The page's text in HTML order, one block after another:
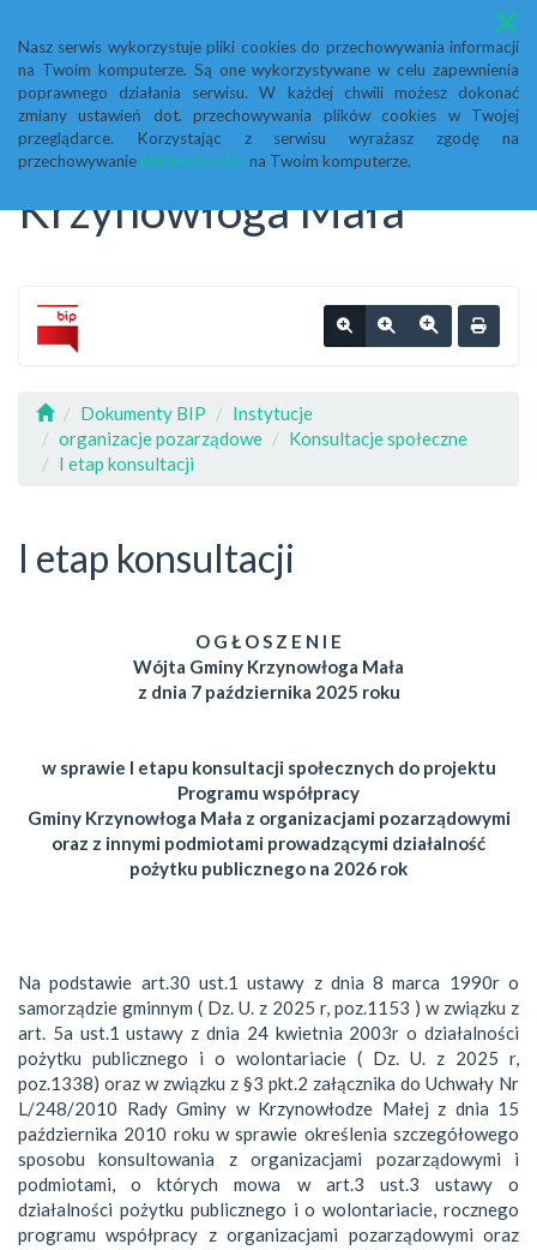
Nasz serwis wykorzystuje pliki cookies do przechowywania informacji
na Twoim komputerze. Są one wykorzystywane w celu zapewnienia
poprawnego działania serwisu. W każdej chwili możesz dokonać
zmiany ustawień dot. przechowywania plików cookies w Twojej
przeglądarce. Korzystając z serwisu wyrażasz zgodę na
przechowywanie plików cookiesna Twoim komputerze.
Menu
Biuletyn Informacji
Publicznej Urząd Gminy
Krzynowłoga Mała
Dokumenty BIP
Instytucje
organizacje pozarządowe
Konsultacje społeczne
I etap konsultacji
I etap konsultacji
O G Ł O S Z E N I E
Wójta Gminy Krzynowłoga Mała
z dnia 7 października 2025 roku
w sprawie I etapu konsultacji społecznych do projektu
Programu współpracy
Gminy Krzynowłoga Mała z organizacjami pozarządowymi
oraz z innymi podmiotami prowadzącymi działalność
pożytku publicznego na 2026 rok
Na podstawie art.30 ust.1 ustawy z dnia 8 marca 1990r o
samorządzie gminnym ( Dz. U. z 2025 r, poz.1153 ) w związku z
art. 5a ust.1 ustawy z dnia 24 kwietnia 2003r o działalności
pożytku publicznego i o wolontariacie ( Dz. U. z 2025 r,
poz.1338) oraz w związku z §3 pkt.2 załącznika do Uchwały Nr
L/248/2010 Rady Gminy w Krzynowłodze Małej z dnia 15
października 2010 roku w sprawie określenia szczegółowego
sposobu konsultowania z organizacjami pozarządowymi i
podmiotami, o których mowa w art.3 ust.3 ustawy o
działalności pożytku publicznego i o wolontariacie, rocznego
programu współpracy z organizacjami pozarządowymi oraz